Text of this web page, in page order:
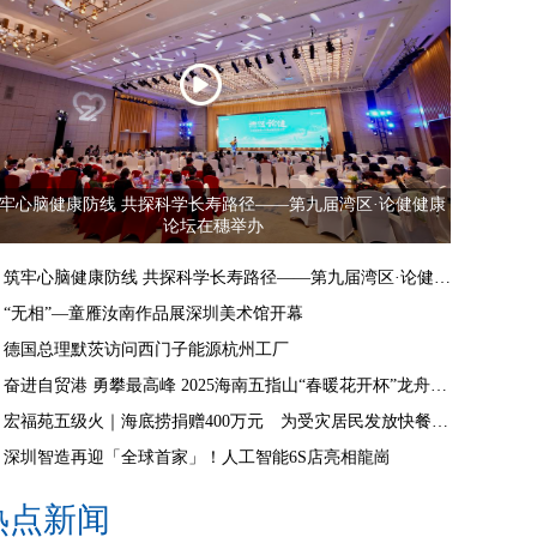
心脑健康防线 共探科学长寿路径——第九届湾区·论健健康
论坛在穗举办
筑牢心脑健康防线 共探科学长寿路径——第九届湾区·论健健康论坛在穗举办
“无相”—童雁汝南作品展深圳美术馆开幕
德国总理默茨访问西门子能源杭州工厂
奋进自贸港 勇攀最高峰 2025海南五指山“春暖花开杯”龙舟邀请赛开赛
宏福苑五级火｜海底捞捐赠400万元 为受灾居民发放快餐食物
深圳智造再迎「全球首家」！人工智能6S店亮相龍崗
点新闻